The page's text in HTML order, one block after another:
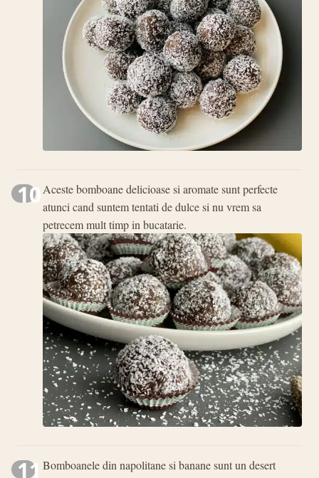
10Aceste bomboane delicioase si aromate sunt perfecte
atunci cand suntem tentati de dulce si nu vrem sa
petrecem mult timp in bucatarie.
11 Bomboanele din napolitane si banane sunt un desert